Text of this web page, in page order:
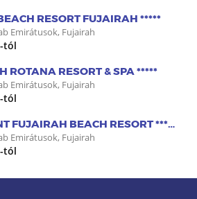
RESORT FUJAIRAH *****
Emirátusok, Fujairah
tól
ROTANA RESORT & SPA *****
Emirátusok, Fujairah
tól
FAIRMONT FUJAIRAH BEACH RESORT *****
Emirátusok, Fujairah
tól